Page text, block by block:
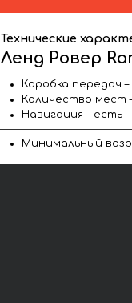
Технические
Ленд Ровер
Коробка передач
Количество мест
Навигация – есть
Минимальный